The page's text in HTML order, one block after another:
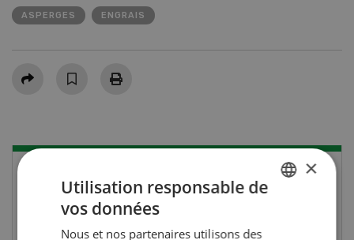
ASPERGES ENGRAIS
Partager
×
Utilisation responsable de
vos données
Nous et nos partenaires utilisons des